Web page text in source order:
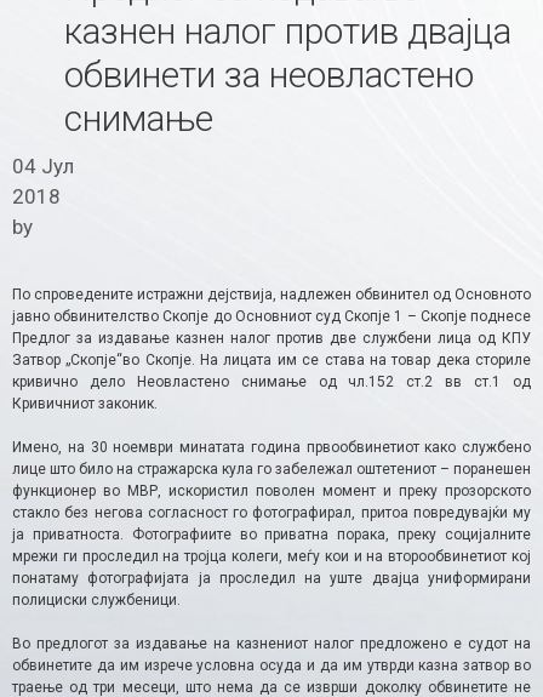
казнен налог против двајца
обвинети за неовластено
снимање
04 Јул
2018
by
По спроведените истражни дејствија, надлежен обвинител од Основното
јавно обвинителство Скопје до Основниот суд Скопје 1 – Скопје поднесе
Предлог за издавање казнен налог против две службени лица од КПУ
Затвор „Скопје“во Скопје. На лицата им се става на товар дека сториле
кривично дело Неовластено снимање од чл.152 ст.2 вв ст.1 од
Кривичниот законик.
Имено, на 30 ноември минатата година првообвинетиот како службено
лице што било на стражарска кула го забележал оштетениот – поранешен
функционер во МВР, искористил поволен момент и преку прозорското
стакло без негова согласност го фотографирал, притоа повредувајќи му
ја приватноста. Фотографиите во приватна порака, преку социјалните
мрежи ги проследил на тројца колеги, меѓу кои и на второобвинетиот кој
понатаму фотографијата ја проследил на уште двајца униформирани
полициски службеници.
Во предлогот за издавање на казнениот налог предложено е судот на
обвинетите да им изрече условна осуда и да им утврди казна затвор во
траење од три месеци, што нема да се изврши доколку обвинетите не